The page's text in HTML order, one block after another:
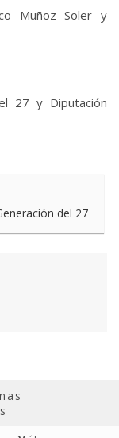
Muñoz Soler y
27 y Diputación
del 27